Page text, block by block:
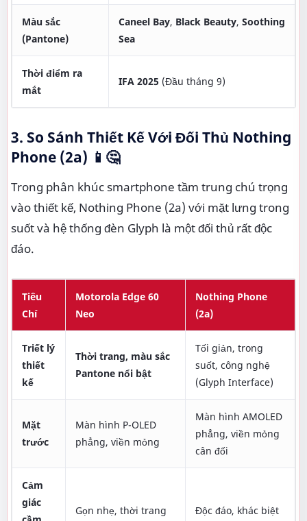
Màu sắc
(Pantone)
Caneel Bay, Black Beauty, Soothing
Sea
Thời điểm ra
mắt
IFA 2025 (Đầu tháng 9)
3. So Sánh Thiết Kế Với Đối Thủ Nothing
Phone (2a) 📱🤔
Trong phân khúc smartphone tầm trung chú trọng
vào thiết kế, Nothing Phone (2a) với mặt lưng trong
suốt và hệ thống đèn Glyph là một đối thủ rất độc
đáo.
Tiêu
Chí
Motorola Edge 60
Neo
Nothing Phone
(2a)
Triết lý
thiết
kế
Thời trang, màu sắc
Pantone nổi bật
Tối giản, trong
suốt, công nghệ
(Glyph Interface)
Mặt
trước
Màn hình P-OLED
phẳng, viền mỏng
Màn hình AMOLED
phẳng, viền mỏng
cân đối
Cảm
giác
Gọn nhẹ, thời trang Độc đáo, khác biệt